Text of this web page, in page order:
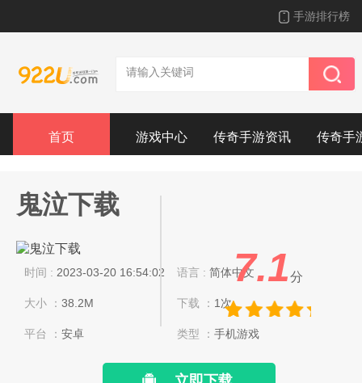
手游排行榜
首页 游戏中心 传奇手游资讯 传奇手
鬼泣下载
时间 : 2023-03-20 16:54:02 语言 :简体中文
大小 ： 38.2M 下载 ： 1次
平台 ： 安卓 类型 ：手机游戏
7.1分